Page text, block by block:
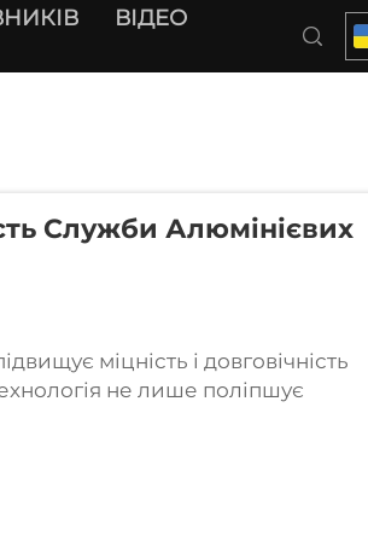
ВІДЕО
Служби Алюмінієвих
міцність і довговічність
не лише поліпшує
захисний шар, який суттєво